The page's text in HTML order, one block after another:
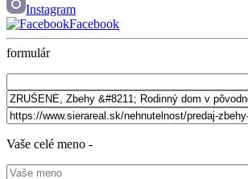
Instagram
Facebook
formulár
Vaše celé meno -